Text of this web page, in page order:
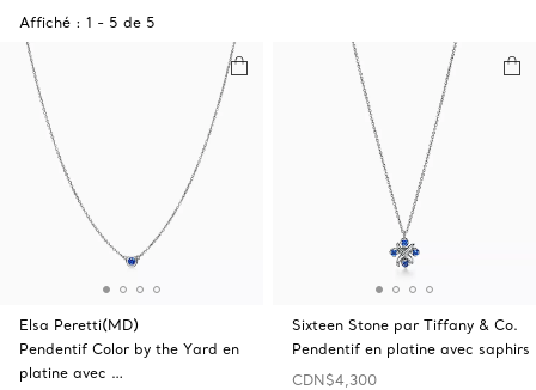
Affiché : 1 - 5 de 5
Elsa Peretti(MD)
Pendentif Color by the Yard en
platine avec …
Sixteen Stone par Tiffany & Co.
Pendentif en platine avec saphirs
CDN$4,300